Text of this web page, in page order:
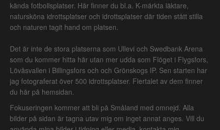
kända fotbollsplatser. Här finner du bl.a. K-märkta läktare,
natursköna idrottsplatser och idrottsplatser där tiden stått stilla
och naturen tagit hand om platsen.
Det är inte de stora platserna som Ullevi och Swedbank Arena
som du kommer hitta här utan mer udda som Flöget i Flygsfors,
Lövåsvallen i Billingsfors och och Grönskogs IP. Sen starten har
jag fotograferat över 500 idrottsplatser. Flertalet av dem finner
du här på hemsidan.
Fokuseringen kommer att bli på Småland med omnejd. Alla
bilder på sidan är tagna utav mig om inget annat anges. Vill du